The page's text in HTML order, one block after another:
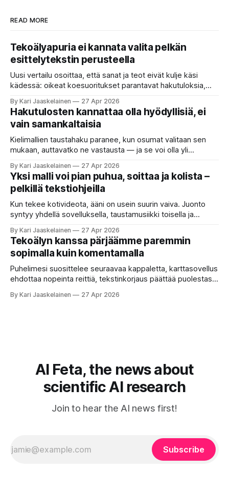
READ MORE
Tekoälyapuria ei kannata valita pelkän
esittelytekstin perusteella
Uusi vertailu osoittaa, että sanat ja teot eivät kulje käsi
kädessä: oikeat koesuoritukset parantavat hakutuloksia,
etsimässä verkosta apuria, joka hoitaisi puolestasi arjen
askareita: täyttäisi lomakkeen, järjestäisi matkasuunnitelman
tai seulisi pitkän asiakirjakasan ydinkohdat. Vastassa on
valikoima, joka muistuttaa sovelluskauppaa steroideilla.
Jokainen ”tekoälyagentti” lupaa paljon
By Kari Jaaskelainen 27 Apr 2026
Hakutulosten kannattaa olla hyödyllisiä, ei
vain samankaltaisia
Kielimallien taustahaku paranee, kun osumat valitaan sen
mukaan, auttavatko ne vastausta — ja se voi olla yli
että kysyt työpaikan chat-robotilta: “Mitä viime kuun
kokouspäiväkirjassa päätettiin etätyöpäivistä?” Robotti
selaa arkistoja ja poimii sinulle pätkän, jossa toistellaan, mitä
etätyö tarkoittaa. Teksti on aiheeltaan lähellä kysymystä,
By Kari Jaaskelainen 27 Apr 2026
Yksi malli voi pian puhua, soittaa ja kolista –
pelkillä tekstiohjeilla
Kun tekee kotivideota, ääni on usein suurin vaiva. Juonto
syntyy yhdellä sovelluksella, taustamusiikki toisella ja
erilaisia komentoja, eikä mikään niistä oikein “puhu”
toistensa kanssa. Lopputulos on pienen palapelityön tulos.
Vuosia on ajateltu, että näin tämän kuuluukin mennä. Puhe
on sanoja ja lauseita – hyvin jäsenneltyä.
By Kari Jaaskelainen 27 Apr 2026
Tekoälyn kanssa pärjäämme paremmin
sopimalla kuin komentamalla
Puhelimesi suosittelee seuraavaa kappaletta, karttasovellus
ehdottaa nopeinta reittiä, tekstinkorjaus päättää puolestasi,
tottelee sinua sokeasti. Useammin huomaat itse
By Kari Jaaskelainen 27 Apr 2026
AI Feta, the news about
scientific AI research
Join to hear the AI news first!
Subscribe